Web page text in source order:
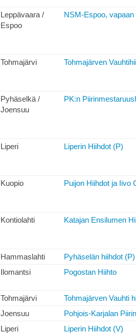
Leppävaara /
Espoo
NSM-Espoo,
Tohmajärvi Tohmajärven
Pyhäselkä /
Joensuu
PK:n
Liperi Liperin Hiihdot (P)
Kuopio Puijon Hiihdot ja Iivo
Kontiolahti Katajan Ensilumen
Hammaslahti Pyhäselän hiihdot (P)
Ilomantsi Pogostan Hiihto
Tohmajärvi Tohmajärven Vauhti
Joensuu Pohjois-Karjalan
Liperi Liperin Hiihdot (V)